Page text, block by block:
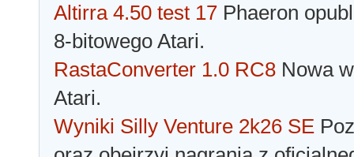
Altirra 4.50 test 17 Phaeron
8-bitowego Atari.
RastaConverter 1.0 RC8 Nowa
Atari.
Wyniki Silly Venture 2k26 SE